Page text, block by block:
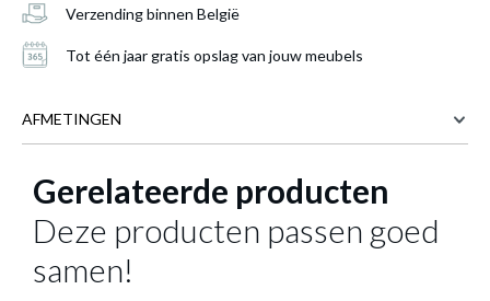
Verzending binnen België
Tot één jaar gratis opslag van jouw meubels
AFMETINGEN
BREEDTE 293 cm
162 cm
HOOGTE 81 cm
Meer afmetingen
Gerelateerde producten
Deze producten passen goed
samen!
winkelmandje
HOEKSALON DAGNY
HOEK/LIGELEMENT LINKS ALTA SAND